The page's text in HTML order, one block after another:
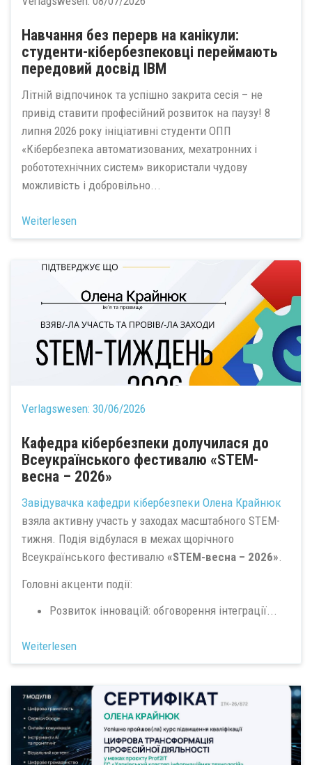
Навчання без перерв на канікули:
студенти-кібербезпековці переймають
передовий досвід IBM
Літній відпочинок та успішно закрита сесія – не
привід ставити професійний розвиток на паузу! 8
липня 2026 року ініціативні студенти ОПП
«Кібербезпека автоматизованих, мехатронних і
робототехнічних систем» використали чудову
можливість і добровільно...
Weiterlesen
Verlagswesen: 30/06/2026
Кафедра кібербезпеки долучилася до
Всеукраїнського фестивалю «STEM-
весна – 2026»
Завідувачка кафедри кібербезпеки Олена Крайнюк
взяла активну участь у заходах масштабного STEM-
тижня. Подія відбулася в межах щорічного
Всеукраїнського фестивалю «STEM-весна – 2026».
Головні акценти події:
Розвиток інновацій: обговорення інтеграції...
Weiterlesen